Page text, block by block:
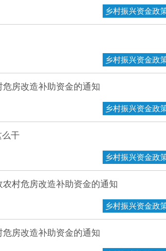
乡村振兴资金政
乡村振兴资金政
房改造补助资金的通知
乡村振兴资金政
么干
乡村振兴资金政
村危房改造补助资金的通知
乡村振兴资金政
房改造补助资金的通知